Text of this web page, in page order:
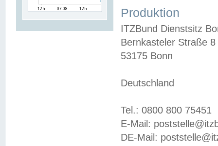
Produktion
ITZBund Dienstsitz
Bernkasteler Straße 8
53175 Bonn
Deutschland
Tel.: 0800 800 75451
E-Mail:
DE-Mail: